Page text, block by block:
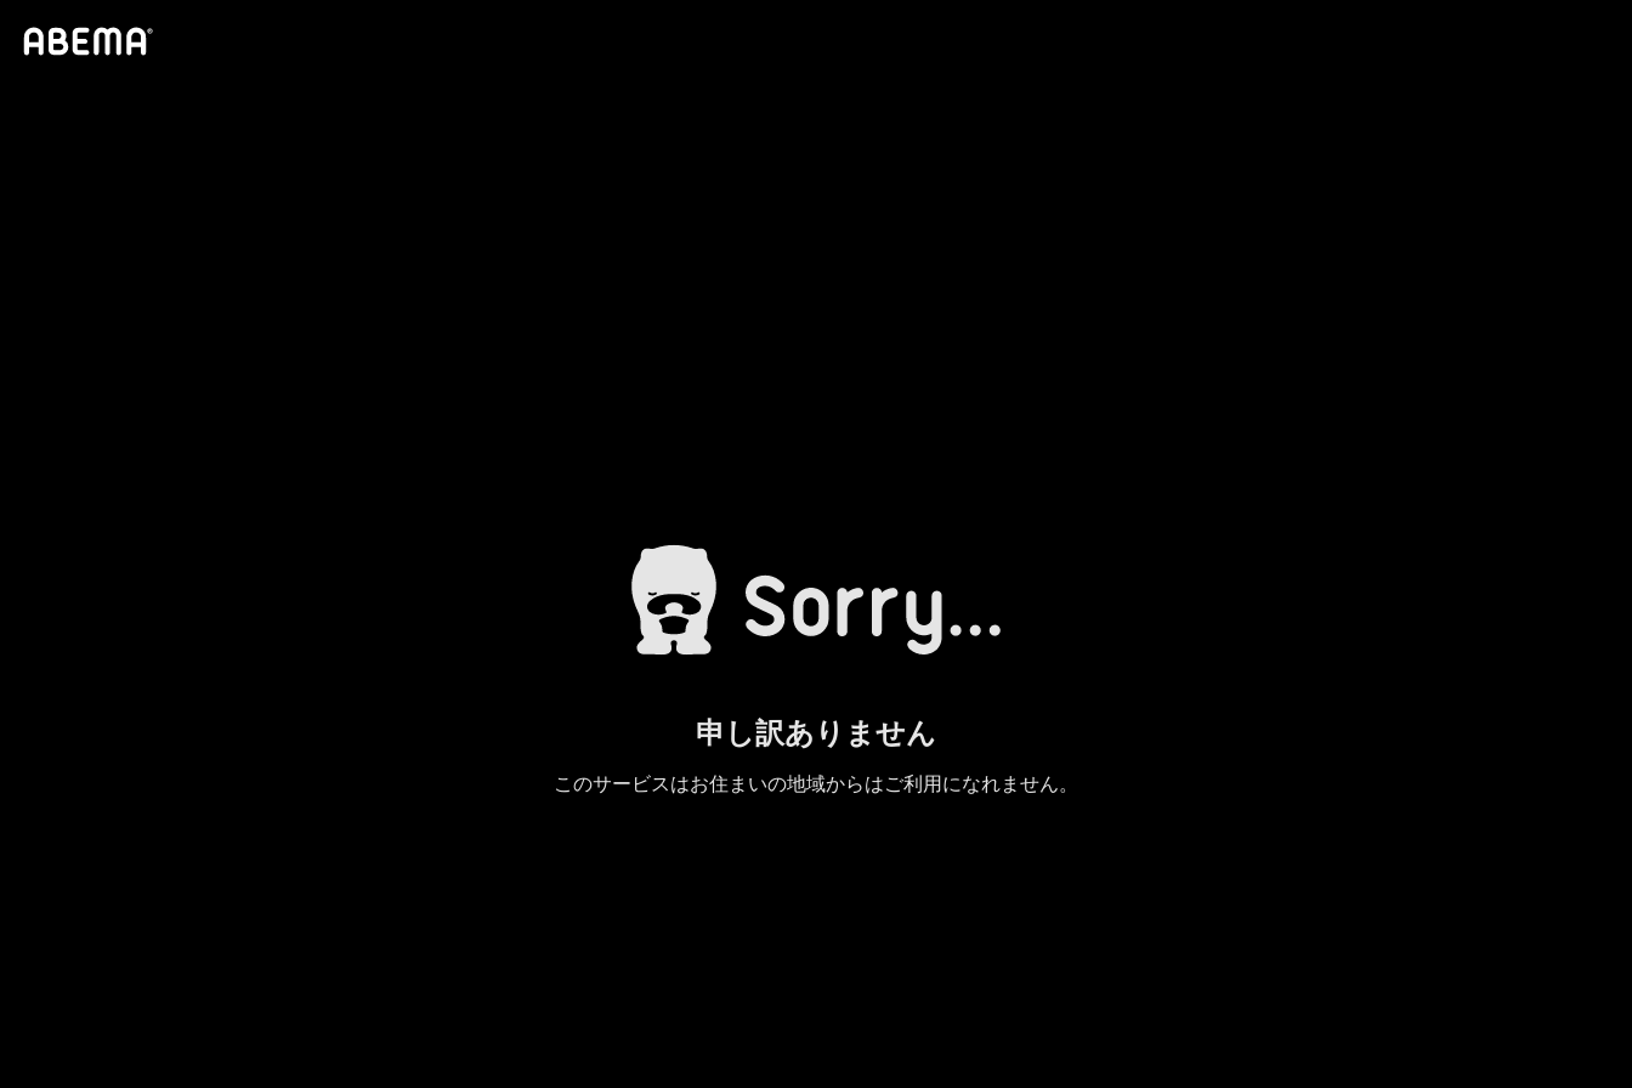
申し訳ありません
このサービスはお住まいの地域からはご利用になれません。